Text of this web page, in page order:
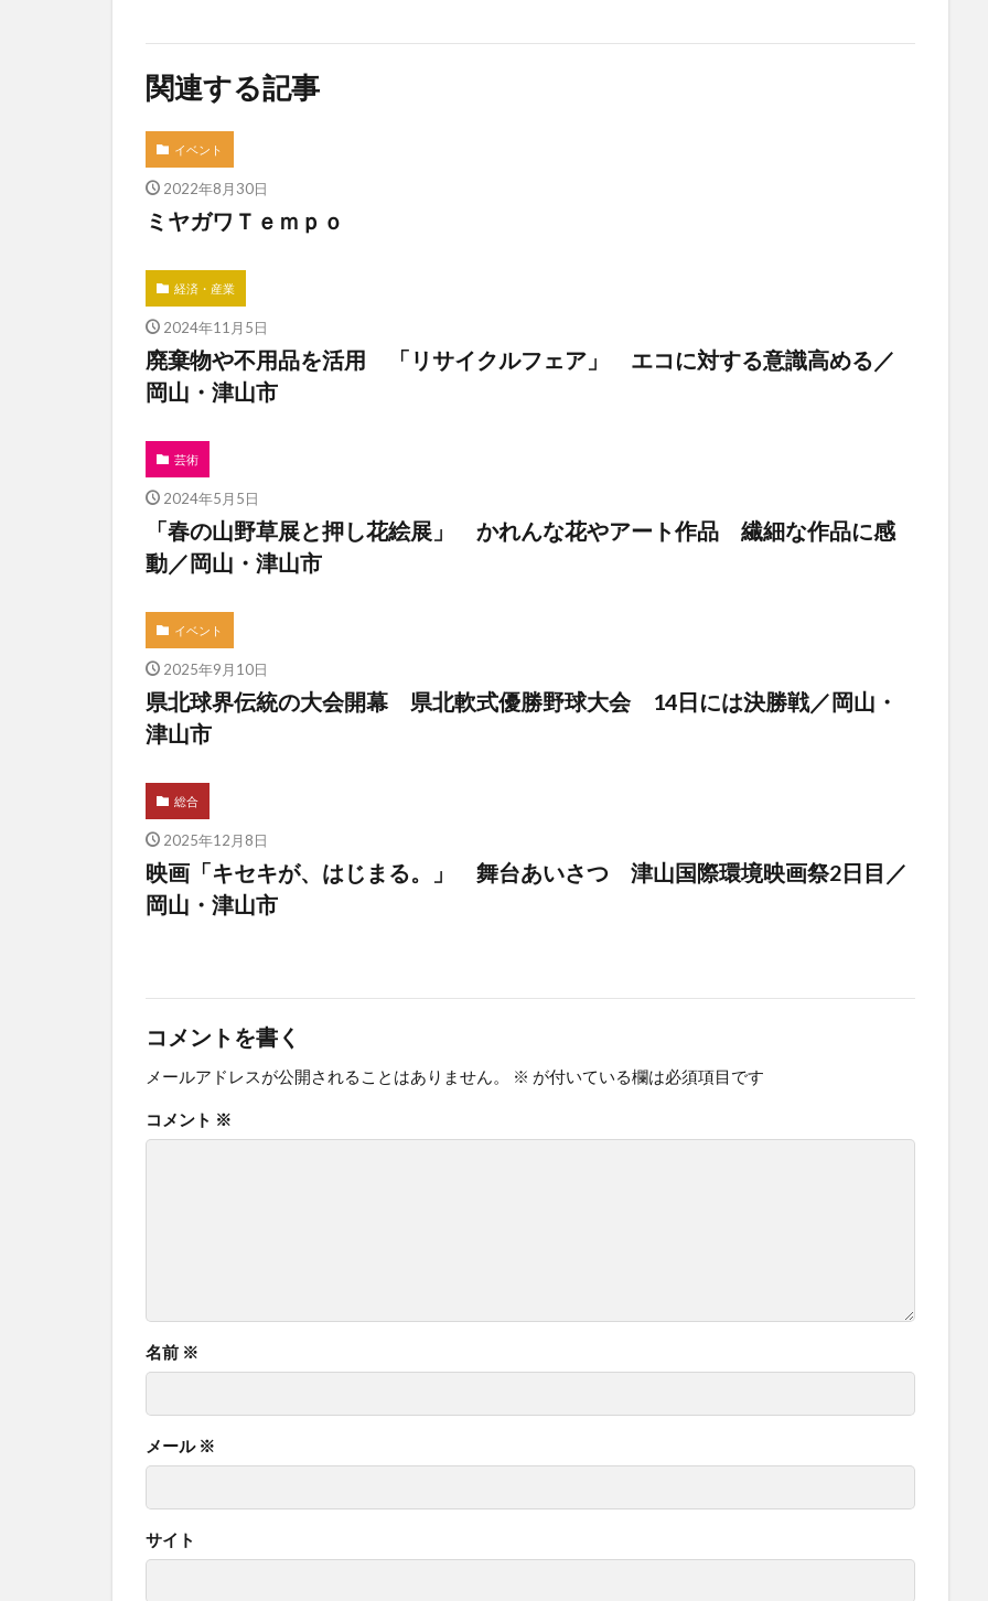
関連する記事
イベント
2022年8月30日
ミヤガワＴｅｍｐｏ
経済・産業
2024年11月5日
廃棄物や不用品を活用 「リサイクルフェア」 エコに対する意識高める／
岡山・津山市
芸術
2024年5月5日
「春の山野草展と押し花絵展」 かれんな花やアート作品 繊細な作品に感
動／岡山・津山市
イベント
2025年9月10日
県北球界伝統の大会開幕 県北軟式優勝野球大会 14日には決勝戦／岡山・
津山市
総合
2025年12月8日
映画「キセキが、はじまる。」 舞台あいさつ 津山国際環境映画祭2日目／
岡山・津山市
コメントを書く
メールアドレスが公開されることはありません。 ※ が付いている欄は必須項目です
コメント ※
名前 ※
メール ※
サイト